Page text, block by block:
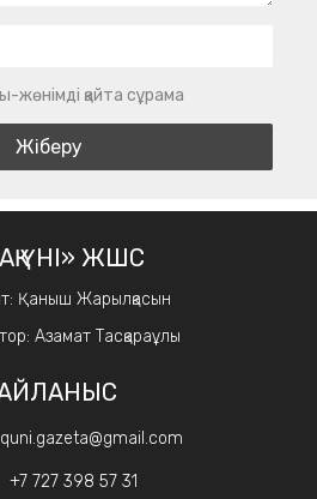
жөнімді қайта сұрама
ҮНІ» ЖШС
Қаныш Жарылқасын
Азамат Тасқараұлы
+7 727 398 57 31